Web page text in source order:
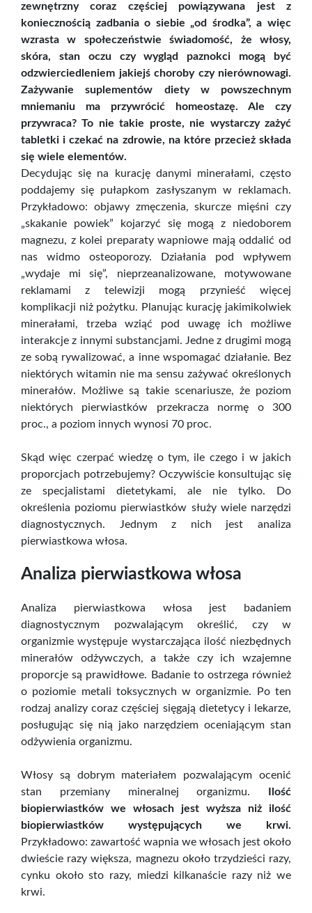
zewnętrzny coraz częściej powiązywana jest z
koniecznością zadbania o siebie „od środka”, a więc
wzrasta w społeczeństwie świadomość, że włosy,
skóra, stan oczu czy wygląd paznokci mogą być
odzwierciedleniem jakiejś choroby czy nierównowagi.
Zażywanie suplementów diety w powszechnym
mniemaniu ma przywrócić homeostazę. Ale czy
przywraca? To nie takie proste, nie wystarczy zażyć
tabletki i czekać na zdrowie, na które przecież składa
się wiele elementów.
Decydując się na kurację danymi minerałami, często
poddajemy się pułapkom zasłyszanym w reklamach.
Przykładowo: objawy zmęczenia, skurcze mięśni czy
„skakanie powiek” kojarzyć się mogą z niedoborem
magnezu, z kolei preparaty wapniowe mają oddalić od
nas widmo osteoporozy. Działania pod wpływem
„wydaje mi się”, nieprzeanalizowane, motywowane
reklamami z telewizji mogą przynieść więcej
komplikacji niż pożytku. Planując kurację jakimikolwiek
minerałami, trzeba wziąć pod uwagę ich możliwe
interakcje z innymi substancjami. Jedne z drugimi mogą
ze sobą rywalizować, a inne wspomagać działanie. Bez
niektórych witamin nie ma sensu zażywać określonych
minerałów. Możliwe są takie scenariusze, że poziom
niektórych pierwiastków przekracza normę o 300
proc., a poziom innych wynosi 70 proc.
Skąd więc czerpać wiedzę o tym, ile czego i w jakich
proporcjach potrzebujemy? Oczywiście konsultując się
ze specjalistami dietetykami, ale nie tylko. Do
określenia poziomu pierwiastków służy wiele narzędzi
diagnostycznych. Jednym z nich jest analiza
pierwiastkowa włosa.
Analiza pierwiastkowa włosa
Analiza pierwiastkowa włosa jest badaniem
diagnostycznym pozwalającym określić, czy w
organizmie występuje wystarczająca ilość niezbędnych
minerałów odżywczych, a także czy ich wzajemne
proporcje są prawidłowe. Badanie to ostrzega również
o poziomie metali toksycznych w organizmie. Po ten
rodzaj analizy coraz częściej sięgają dietetycy i lekarze,
posługując się nią jako narzędziem oceniającym stan
odżywienia organizmu.
Włosy są dobrym materiałem pozwalającym ocenić
stan przemiany mineralnej organizmu. Ilość
biopierwiastków we włosach jest wyższa niż ilość
biopierwiastków występujących we krwi.
Przykładowo: zawartość wapnia we włosach jest około
dwieście razy większa, magnezu około trzydzieści razy,
cynku około sto razy, miedzi kilkanaście razy niż we
krwi.